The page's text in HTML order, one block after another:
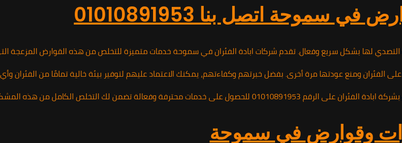
اتصل بنا 01010891953
التصدي لها بشكل سريع وفعال. تقدم شركات ابادة الفئران في سموحة خدمات متميزة للتخلص من هذه القوارض المزعجة
الفئران ومنع عودتها مرة أخرى. بفضل خبرتهم وكفاءتهم، يمكنك الاعتماد عليهم لتوفير بيئة خالية تمامًا من الفئران
وفعالة تضمن لك التخلص الكامل من هذه المشكلة.
وقوارض في سموحة